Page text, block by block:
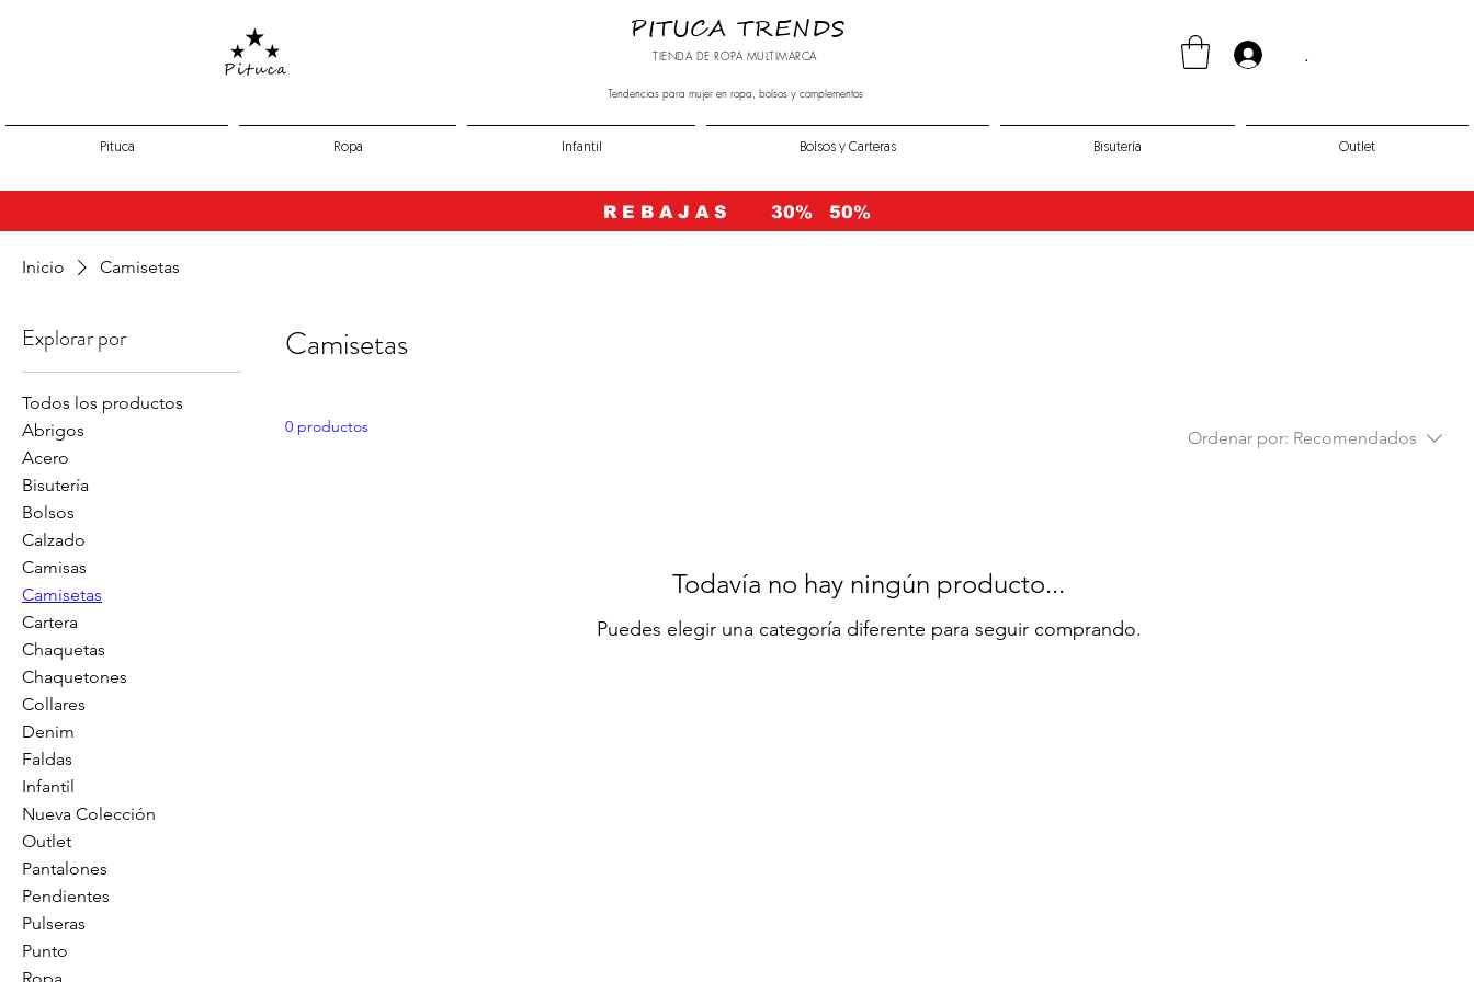
PITUCA TRENDS
TIENDA DE ROPA MULTIMARCA
Tendencias para mujer en ropa, bolsos y complementos
.
Pituca Ropa Infantil Bolsos y Carteras Bisutería Outlet
R E B A J A S 30% 50%
Inicio Camisetas
Explorar por
Todos los productos
Abrigos
Acero
Bisutería
Bolsos
Calzado
Camisas
Camisetas
Cartera
Chaquetas
Chaquetones
Collares
Denim
Faldas
Infantil
Nueva Colección
Outlet
Pantalones
Pendientes
Pulseras
Punto
Camisetas
0 productos
Ordenar por: Recomendados
Todavía no hay ningún producto...
Puedes elegir una categoría diferente para seguir comprando.